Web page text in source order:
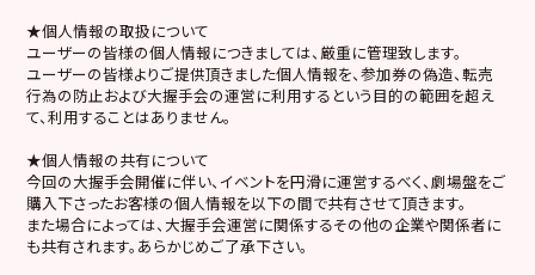
★個人情報の取扱について
ユーザーの皆様の個人情報につきましては、厳重に管理致します。
ユーザーの皆様よりご提供頂きました個人情報を、参加券の偽造、転売
行為の防止および大握手会の運営に利用するという目的の範囲を超え
て、利用することはありません。
★個人情報の共有について
今回の大握手会開催に伴い、イベントを円滑に運営するべく、劇場盤をご
購入下さったお客様の個人情報を以下の間で共有させて頂きます。
また場合によっては、大握手会運営に関係するその他の企業や関係者に
も共有されます。あらかじめご了承下さい。